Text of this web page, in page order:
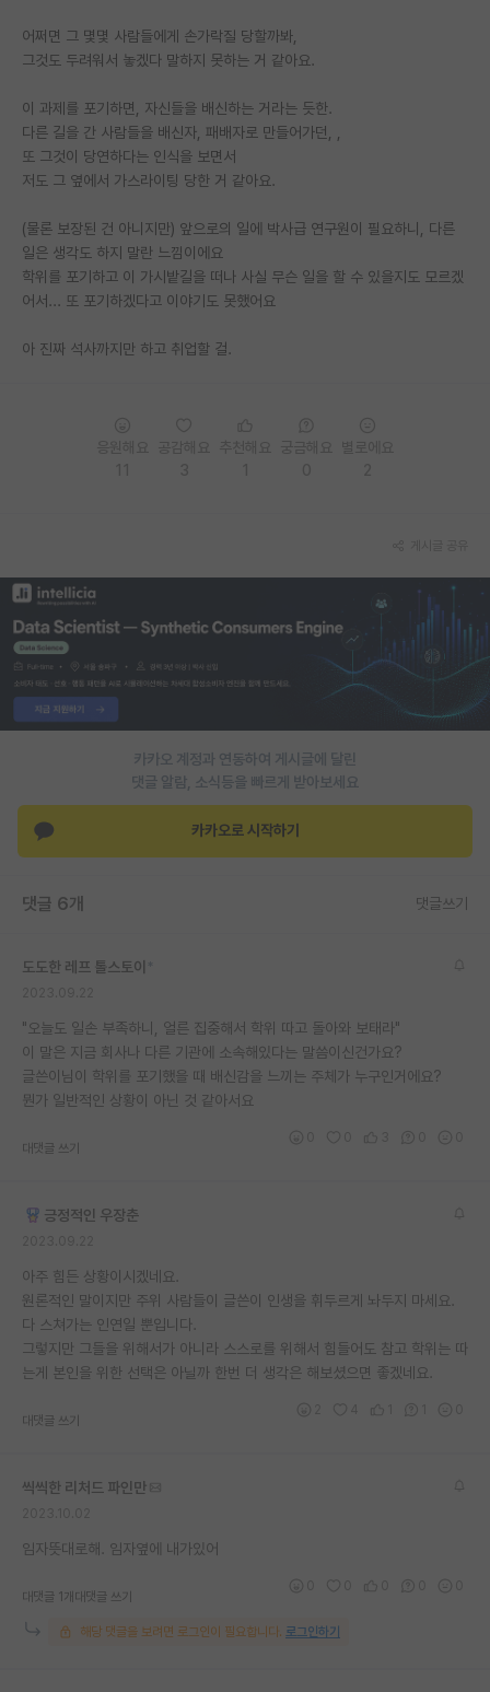
취업 게시판
PI 전용 게시판
인문사회 계열 게시판
반도체/AI 게시판
장학금/장학생 게시판
학술 정보 게시판
재팬라운지 🌸
어쩌면 그 몇몇 사람들에게 손가락질 당할까봐,
그것도 두려워서 놓겠다 말하지 못하는 거 같아요.
이 과제를 포기하면, 자신들을 배신하는 거라는 듯한.
다른 길을 간 사람들을 배신자, 패배자로 만들어가던, ,
또 그것이 당연하다는 인식을 보면서
저도 그 옆에서 가스라이팅 당한 거 같아요.
(물론 보장된 건 아니지만) 앞으로의 일에 박사급 연구원이 필요하니, 다른
일은 생각도 하지 말란 느낌이에요
학위를 포기하고 이 가시밭길을 떠나 사실 무슨 일을 할 수 있을지도 모르겠
어서... 또 포기하겠다고 이야기도 못했어요
아 진짜 석사까지만 하고 취업할 걸.
카카오 계정과 연동하여 게시글에 달린
댓글 알람, 소식등을 빠르게 받아보세요
카카오로 시작하기
댓글 6개 댓글쓰기
도도한 레프 톨스토이
"오늘도 일손 부족하니, 얼른 집중해서 학위 따고 돌아와 보태라"
이 말은 지금 회사나 다른 기관에 소속해있다는 말씀이신건가요?
글쓴이님이 학위를 포기했을 때 배신감을 느끼는 주체가 누구인거에요?
뭔가 일반적인 상황이 아닌 것 같아서요
대댓글 쓰기
긍정적인 우장춘
아주 힘든 상황이시겠네요.
원론적인 말이지만 주위 사람들이 글쓴이 인생을 휘두르게 놔두지 마세요.
다 스쳐가는 인연일 뿐입니다.
그렇지만 그들을 위해서가 아니라 스스로를 위해서 힘들어도 참고 학위는 따
는게 본인을 위한 선택은 아닐까 한번 더 생각은 해보셨으면 좋겠네요.
대댓글 쓰기
씩씩한 리처드 파인만
임자뜻대로해. 임자옆에 내가있어
대댓글 1개 대댓글 쓰기
해당 댓글을 보려면 로그인이 필요합니다. 로그인하기